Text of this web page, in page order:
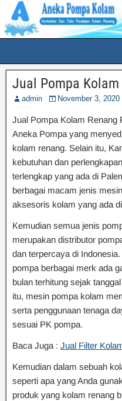
Jual Pompa
admin November 3, 2020
Jual Pompa Kolam Renang
Aneka Pompa yang
kolam renang. Selain itu,
kebutuhan dan
terlengkap yang ada di
berbagai macam jenis
aksesoris kolam yang ada
Kemudian semua jenis
merupakan distributor
dan terpercaya di
pompa berbagai merk ada
bulan terhitung sejak
itu, mesin pompa kolam
serta penggunaan tenaga
sesuai PK pompa.
Baca Juga : Jual Filter
Kemudian dalam sebuah
seperti apa yang Anda
produk yang kolam renang